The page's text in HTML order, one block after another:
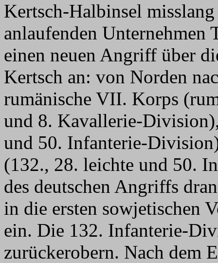
Kertsch-Halbinsel
anlaufenden Unternehmen
einen neuen Angriff über
Kertsch an: von Norden
rumänische VII. Korps
und 8. Kavallerie-
und 50. Infanterie-
(132., 28. leichte und 50.
des deutschen Angriffs
in die ersten sowjetischen
ein. Die 132. Infanterie-
zurückerobern. Nach dem